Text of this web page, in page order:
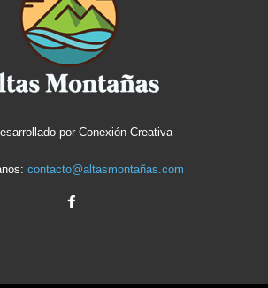
por Conexión Creativa
contacto@altasmontañas.com